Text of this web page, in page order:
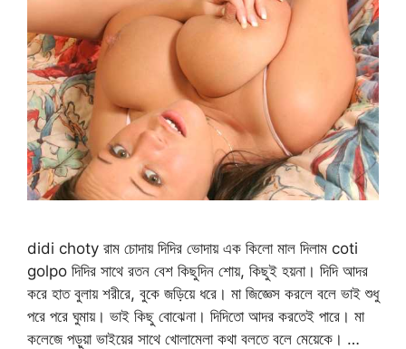
didi choty রাম চোদায় দিদির ভোদায় এক কিলো মাল দিলাম coti
golpo দিদির সাথে রতন বেশ কিছুদিন শোয়, কিছুই হয়না। দিদি আদর
করে হাত বুলায় শরীরে, বুকে জড়িয়ে ধরে। মা জিজ্ঞেস করলে বলে ভাই শুধু
পরে পরে ঘুমায়। ভাই কিছু বোঝেনা। দিদিতো আদর করতেই পারে। মা
কলেজে পড়ুয়া ভাইয়ের সাথে খোলামেলা কথা বলতে বলে মেয়েকে। …